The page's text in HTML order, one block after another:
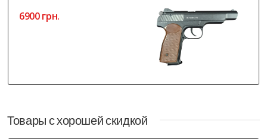
6900 грн.
Товары с хорошей скидкой